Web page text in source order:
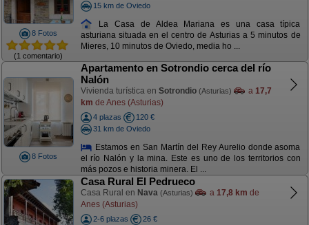
8 Fotos
(1 comentario)
15 km de Oviedo
La Casa de Aldea Mariana es una casa típica
asturiana situada en el centro de Asturias a 5 minutos de
Mieres, 10 minutos de Oviedo, media ho ...
8 Fotos
Apartamento en Sotrondio cerca del río
Nalón
Vivienda turística en Sotrondio (Asturias) a 17,7
km de Anes (Asturias)
4 plazas
120 €
31 km de Oviedo
Estamos en San Martín del Rey Aurelio donde asoma
el río Nalón y la mina. Este es uno de los territorios con
más pozos e historia minera. El ...
Casa Rural El Pedrueco
Casa Rural en Nava (Asturias) a 17,8 km de
Anes (Asturias)
2-6 plazas
26 €